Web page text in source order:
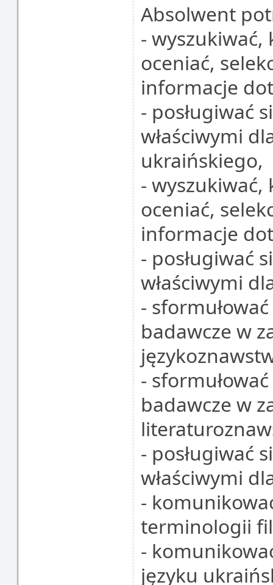
Absolwent
- wyszukiwać,
oceniać,
informacje
- posługiwać
właściwymi
ukraińskiego,
- wyszukiwać,
oceniać,
informacje
- posługiwać
właściwymi
-
badawcze w
-
badawcze w
- posługiwać
właściwymi
-
terminologii
-
języku